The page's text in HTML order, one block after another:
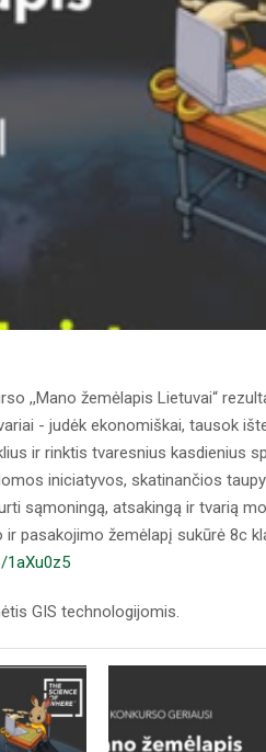
,,Mano žemėlapis Lietuvai“
- judėk ekonomiškai, tausok
ir rinktis tvaresnius kasdienius
iniciatyvos, skatinančios
sąmoningą, atsakingą ir tvarią
pasakojimo žemėlapį sukūrė 8c
1aXu0z5
GIS technologijomis.